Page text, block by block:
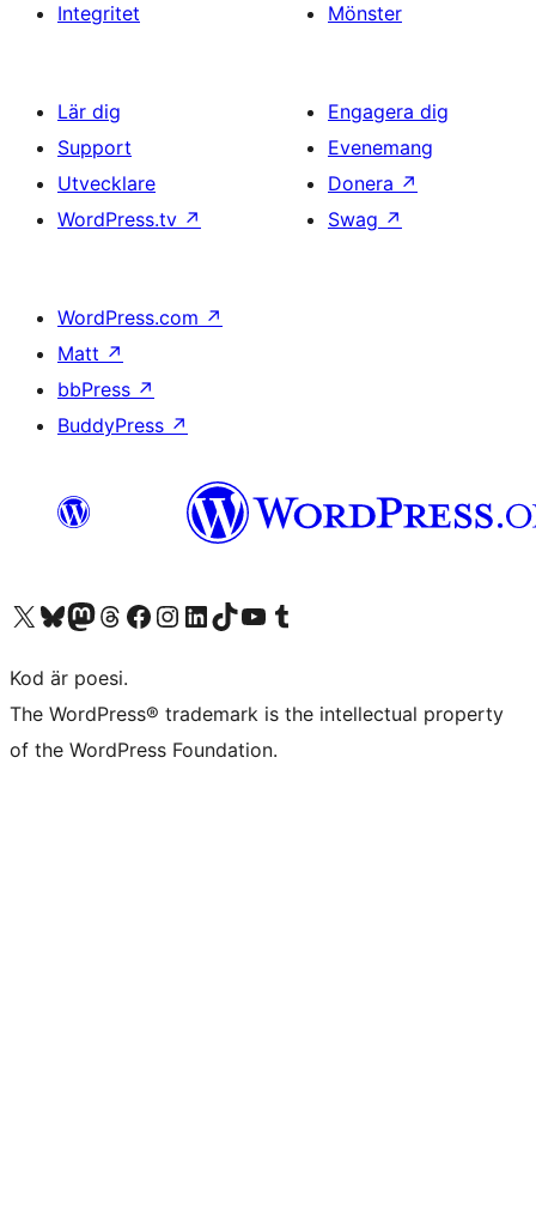
Integritet
Mönster
Lär dig
Support
Utvecklare
WordPress.tv ↗
Engagera dig
Evenemang
Donera ↗
Swag ↗
WordPress.com ↗
Matt ↗
bbPress ↗
BuddyPress ↗
Besök vår X-konto (f.d. Twitter)
Besök vårt Bluesky-konto
Besök vårt Mastodon-konto
Besök vårt Thread-konto
Besök vår Facebook-sidaBesök vårt Instagram-konto
Besök vårt LinkedIn-konto
Besök vårt TikTok-konto
Besök vår YouTube-kanalBesök vårt Tumblr-konto
Kod är poesi.
The WordPress® trademark is the intellectual property
of the WordPress Foundation.